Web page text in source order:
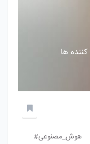
ها
هوش_مصنوعی#